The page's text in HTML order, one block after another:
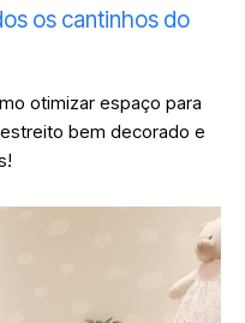
os cantinhos do
otimizar espaço para
bem decorado e